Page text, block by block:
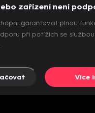
se inicializovat
zařízení není
garantovat plnou
při potížích se službou
Více